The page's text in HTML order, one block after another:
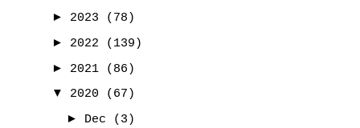
► 2023
(78)
► 2022
(139)
► 2021
(86)
▼
2020
(67)
► Dec
(3)